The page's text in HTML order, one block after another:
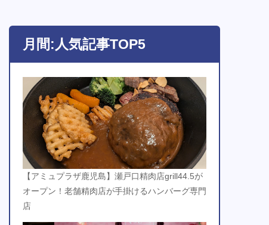
月間:人気記事TOP5
【アミュプラザ鹿児島】瀬戸口精肉店grill44.5が
オープン！老舗精肉店が手掛けるハンバーグ専門
店